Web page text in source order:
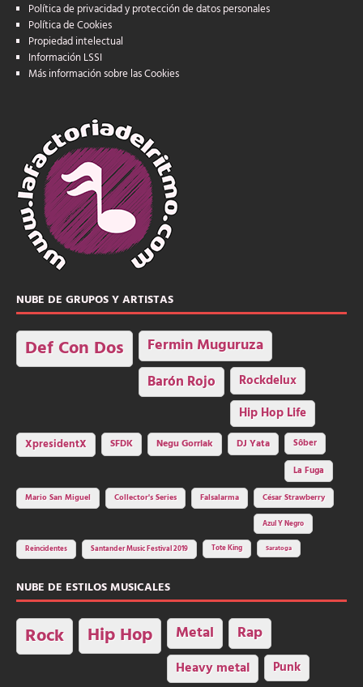
Política de privacidad y protección de datos personales
Política de Cookies
Propiedad intelectual
Información LSSI
Más información sobre las Cookies
NUBE DE GRUPOS Y ARTISTAS
Def Con Dos Fermin Muguruza
Barón Rojo Rockdelux
Hip Hop Life
XpresidentX SFDK Negu Gorriak DJ Yata
Sôber
La Fuga
Mario San Miguel
Collector's Series Falsalarma César Strawberry
Azul Y Negro
Reincidentes Santander Music Festival 2019 Tote King Saratoga
NUBE DE ESTILOS MUSICALES
Rock Hip Hop Metal Rap
Heavy metal Punk